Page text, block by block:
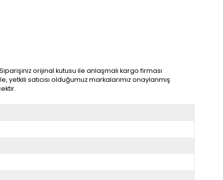
orijinal kutusu ile anlaşmalı kargo firması
satıcısı olduğumuz markalarımız onaylanmış